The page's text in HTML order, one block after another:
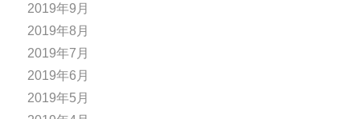
2019年9月
2019年8月
2019年7月
2019年6月
2019年5月